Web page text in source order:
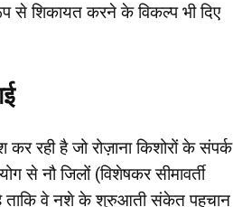
से शिकायत करने के विकल्प भी दिए
रही है जो रोज़ाना किशोरों के संपर्क
नौ जिलों (विशेषकर सीमावर्ती
ताकि वे नशे के शुरुआती संकेत पहचान